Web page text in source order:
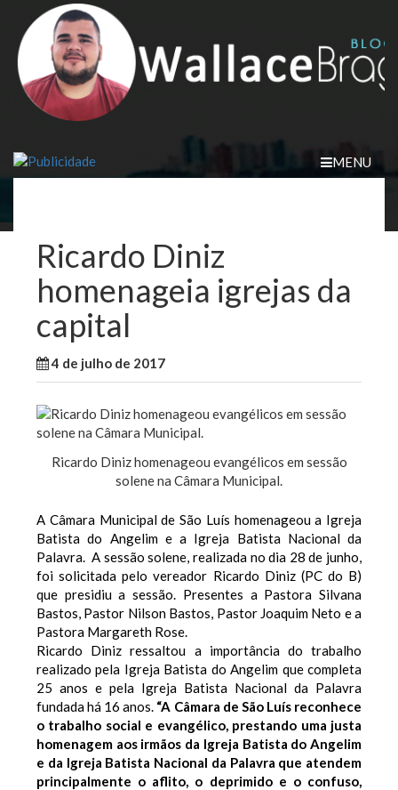
content
MENU
Ricardo Diniz
homenageia igrejas da
capital
4 de julho de 2017
Ricardo Diniz homenageou evangélicos em sessão
solene na Câmara Municipal.
A Câmara Municipal de São Luís homenageou a Igreja
Batista do Angelim e a Igreja Batista Nacional da
Palavra. A sessão solene, realizada no dia 28 de junho,
foi solicitada pelo vereador Ricardo Diniz (PC do B)
que presidiu a sessão. Presentes a Pastora Silvana
Bastos, Pastor Nilson Bastos, Pastor Joaquim Neto e a
Pastora Margareth Rose.
Ricardo Diniz ressaltou a importância do trabalho
realizado pela Igreja Batista do Angelim que completa
25 anos e pela Igreja Batista Nacional da Palavra
fundada há 16 anos. “A Câmara de São Luís reconhece
o trabalho social e evangélico, prestando uma justa
homenagem aos irmãos da Igreja Batista do Angelim
e da Igreja Batista Nacional da Palavra que atendem
principalmente o aflito, o deprimido e o confuso,